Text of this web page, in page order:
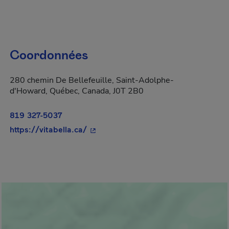
Coordonnées
280 chemin De Bellefeuille, Saint-Adolphe-
d'Howard, Québec, Canada, J0T 2B0
819 327-5037
https://vitabella.ca/- Cet hyperlien s'ouvrira dans une